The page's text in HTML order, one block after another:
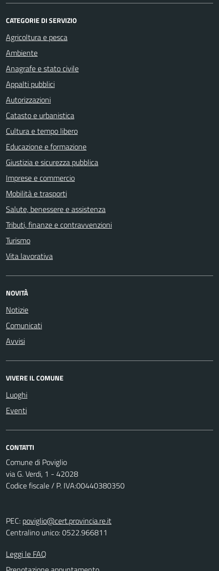
CATEGORIE DI SERVIZIO
Agricoltura e pesca
Ambiente
Anagrafe e stato civile
Appalti pubblici
Autorizzazioni
Catasto e urbanistica
Cultura e tempo libero
Educazione e formazione
Giustizia e sicurezza pubblica
Imprese e commercio
Mobilità e trasporti
Salute, benessere e assistenza
Tributi, finanze e contravvenzioni
Turismo
Vita lavorativa
NOVITÀ
Notizie
Comunicati
Avvisi
VIVERE IL COMUNE
Luoghi
Eventi
CONTATTI
Comune di Poviglio
via G. Verdi, 1 - 42028
Codice fiscale / P. IVA:00440380350
PEC: poviglio@cert.provincia.re.it
Centralino unico: 0522.966811
Leggi le FAQ